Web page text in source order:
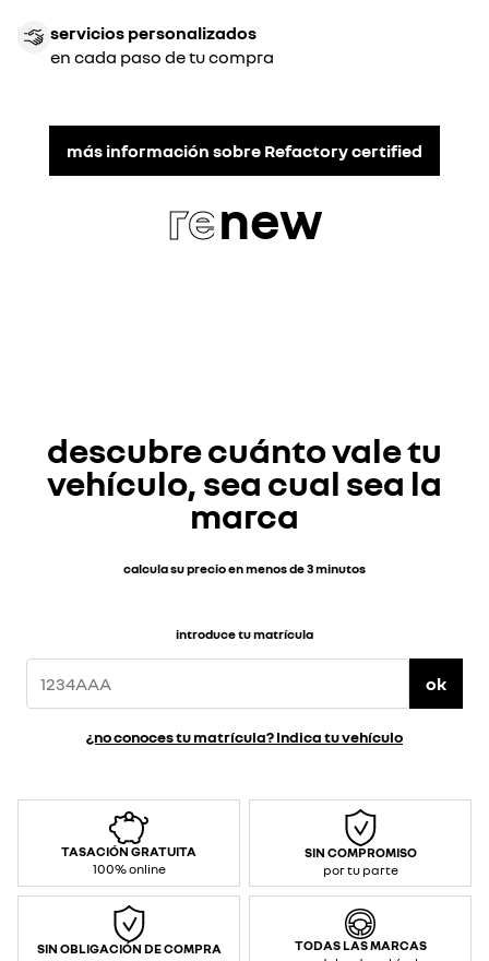
servicios personalizados
en cada paso de tu compra
más información sobre Refactory certified
renew
descubre cuánto vale tu
vehículo, sea cual sea la
marca
calcula su precio en menos de 3 minutos
introduce tu matrícula
ok
¿no conoces tu matrícula? Indica tu vehículo
TASACIÓN GRATUITA
100% online
SIN COMPROMISO
por tu parte
SIN OBLIGACIÓN DE COMPRA
TODAS LAS MARCAS